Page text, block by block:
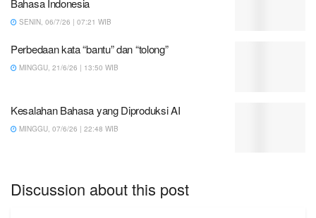
Bahasa Indonesia
SENIN, 06/7/26 | 07:21 WIB
Perbedaan kata “bantu” dan “tolong”
MINGGU, 21/6/26 | 13:50 WIB
Kesalahan Bahasa yang Diproduksi AI
MINGGU, 07/6/26 | 22:48 WIB
Discussion about this post